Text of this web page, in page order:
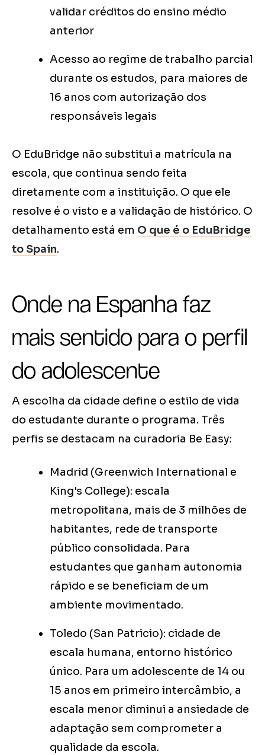
validar créditos do ensino médio
anterior
Acesso ao regime de trabalho parcial
durante os estudos, para maiores de
16 anos com autorização dos
responsáveis legais
O EduBridge não substitui a matrícula na
escola, que continua sendo feita
diretamente com a instituição. O que ele
resolve é o visto e a validação de histórico. O
detalhamento está em O que é o EduBridge
to Spain.
Onde na Espanha faz
mais sentido para o perfil
do adolescente
A escolha da cidade define o estilo de vida
do estudante durante o programa. Três
perfis se destacam na curadoria Be Easy:
Madrid (Greenwich International e
King's College): escala
metropolitana, mais de 3 milhões de
habitantes, rede de transporte
público consolidada. Para
estudantes que ganham autonomia
rápido e se beneficiam de um
ambiente movimentado.
Toledo (San Patricio): cidade de
escala humana, entorno histórico
único. Para um adolescente de 14 ou
15 anos em primeiro intercâmbio, a
escala menor diminui a ansiedade de
adaptação sem comprometer a
qualidade da escola.